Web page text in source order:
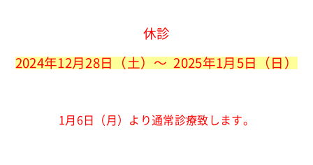
休診
2024年12月28日（土）〜 2025年1月5日（日）
1月6日（月）より通常診療致します。